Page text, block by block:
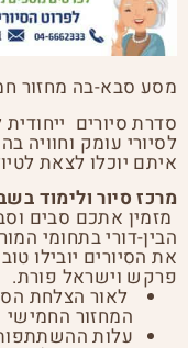
מסע סבא-בה מחזור
סדרת סיורים ייחודית
לסיורי עומק וחוויה
איתם יוכלו לצאת
מרכז סיור ולימוד
מזמין אתכם סבים
הבין-דורי בתחומי
את הסיורים יובילו
פרקש וישראל פורת.
לאור הצלחת
המחזור החמישי